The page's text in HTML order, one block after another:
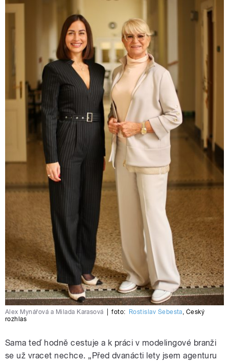
Alex Mynářová a Milada Karasová foto: Rostislav Šebesta, Český
rozhlas
Sama teď hodně cestuje a k práci v modelingové branži
se už vracet nechce. „Před dvanácti lety jsem agenturu